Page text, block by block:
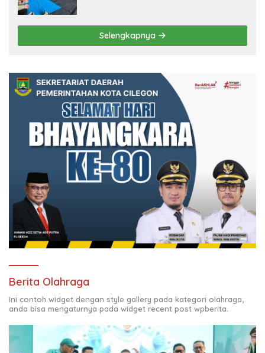
Selengkapnya
Berita Olahraga
Ini contoh widget dengan style gallery pada kategori olahraga,
anda bisa mengaturnya pada widget recent post wpberita.